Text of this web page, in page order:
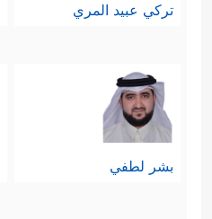
تركي عبيد المري
بشر لطفي